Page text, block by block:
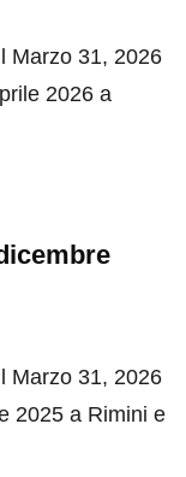
Marzo 31, 2026
2026 a
Marzo 31, 2026
2025 a Rimini e